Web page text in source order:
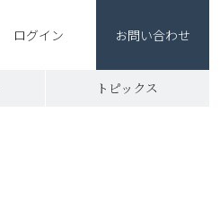
ログイン お問い合わせ
トピックス